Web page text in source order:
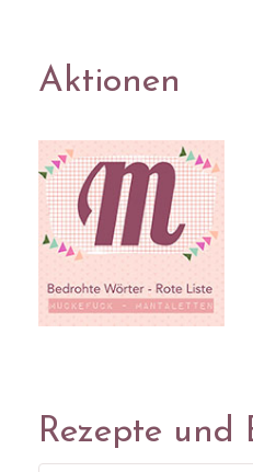
Aktionen
Rezepte und